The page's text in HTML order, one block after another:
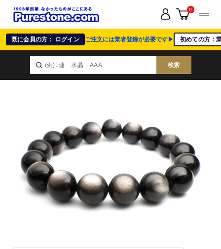
既に会員の方： ログイン ご注文には業者登録が必要です▶ 初めての方：
検索
0